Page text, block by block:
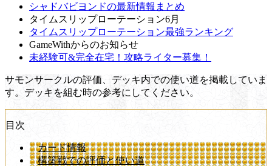
シャドバビヨンドの最新情報まとめ
タイムスリップローテーション6月
タイムスリップローテーション最強ランキング
GameWithからのお知らせ
未経験可&完全在宅！攻略ライター募集！
サモンサークルの評価、デッキ内での使い道を掲載していま
す。デッキを組む時の参考にしてください。
目次
カード情報
構築戦での評価と使い道